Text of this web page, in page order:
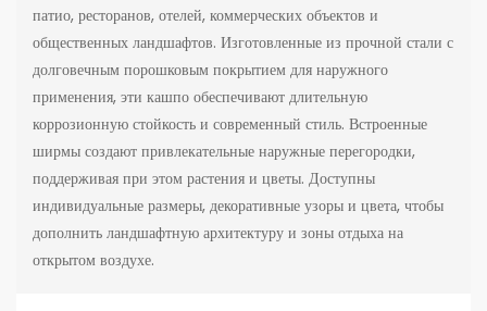
патио, ресторанов, отелей, коммерческих объектов и
общественных ландшафтов. Изготовленные из прочной стали с
долговечным порошковым покрытием для наружного
применения, эти кашпо обеспечивают длительную
коррозионную стойкость и современный стиль. Встроенные
ширмы создают привлекательные наружные перегородки,
поддерживая при этом растения и цветы. Доступны
индивидуальные размеры, декоративные узоры и цвета, чтобы
дополнить ландшафтную архитектуру и зоны отдыха на
открытом воздухе.